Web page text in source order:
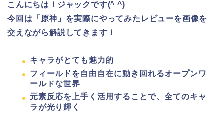
こんにちは！ジャックです(^ ^)
今回は「原神」を実際にやってみたレビューを画像を
交えながら解説してきます！
キャラがとても魅力的
フィールドを自由自在に動き回れるオープンワ
ールドな世界
元素反応を上手く活用することで、全てのキャ
ラが光り輝く